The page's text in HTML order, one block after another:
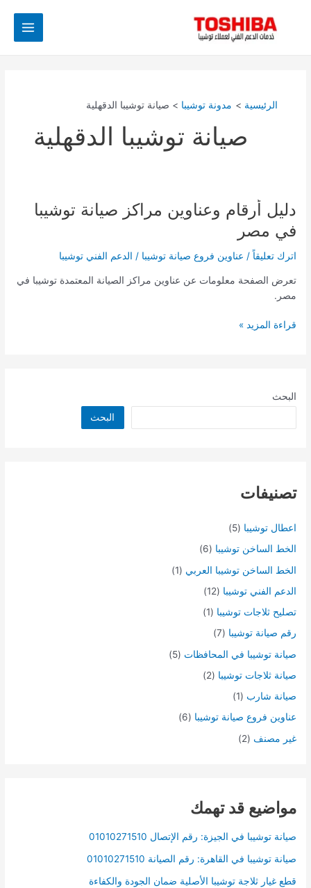
Main
الرئيسية مدونة توشيبا صيانة توشيبا الدقهلية
صيانة توشيبا الدقهلية
دليل أرقام وعناوين مراكز صيانة توشيبا
في مصر
اترك تعليقاً / عناوين فروع صيانة توشيبا / الدعم الفني توشيبا
تعرض الصفحة معلومات عن عناوين مراكز الصيانة المعتمدة توشيبا في
مصر.
دليل
أرقام
وعناوين
مراكز
توشيبا
في
قراءة المزيد »
البحث
البحث
تصنيفات
اعطال توشيبا (5)
الخط الساخن توشيبا (6)
الخط الساخن توشيبا العربي (1)
الدعم الفني توشيبا (12)
تصليح ثلاجات توشيبا (1)
رقم صيانة توشيبا (7)
صيانة توشيبا في المحافظات (5)
صيانة ثلاجات توشيبا (2)
صيانة شارب (1)
عناوين فروع صيانة توشيبا (6)
غير مصنف (2)
مواضيع قد تهمك
صيانة توشيبا في الجيزة: رقم الإتصال 01010271510
صيانة توشيبا في القاهرة: رقم الصيانة 01010271510
قطع غيار ثلاجة توشيبا الأصلية ضمان الجودة والكفاءة